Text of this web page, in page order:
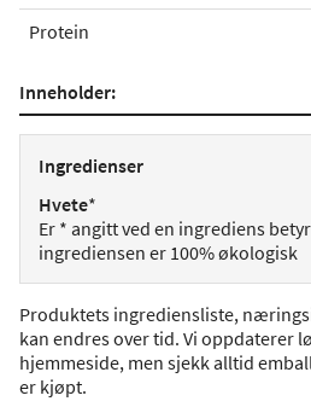
Protein
Inneholder:
Ingredienser
Hvete*
Er * angitt ved en ingrediens
ingrediensen er 100% økologisk
Produktets ingrediensliste,
kan endres over tid. Vi oppdaterer
hjemmeside, men sjekk alltid
er kjøpt.